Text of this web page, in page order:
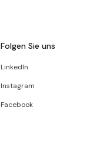
Folgen Sie uns
LinkedIn
Instagram
Facebook